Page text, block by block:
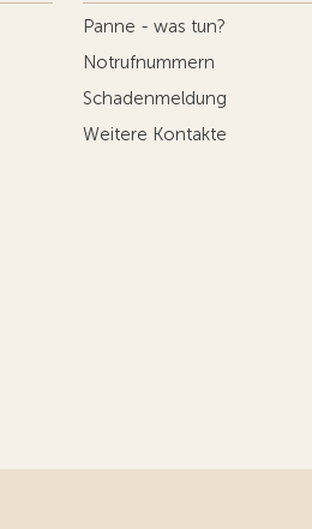
Panne - was tun?
Notrufnummern
Schadenmeldung
Weitere Kontakte